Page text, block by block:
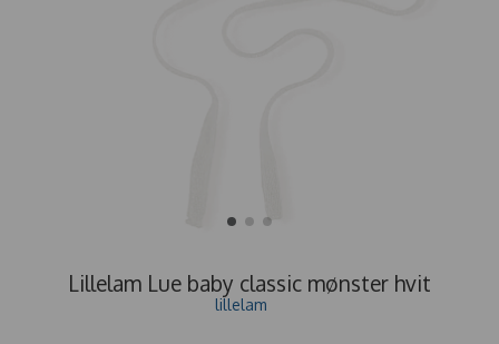
Lillelam Lue baby classic mønster hvit
lillelam